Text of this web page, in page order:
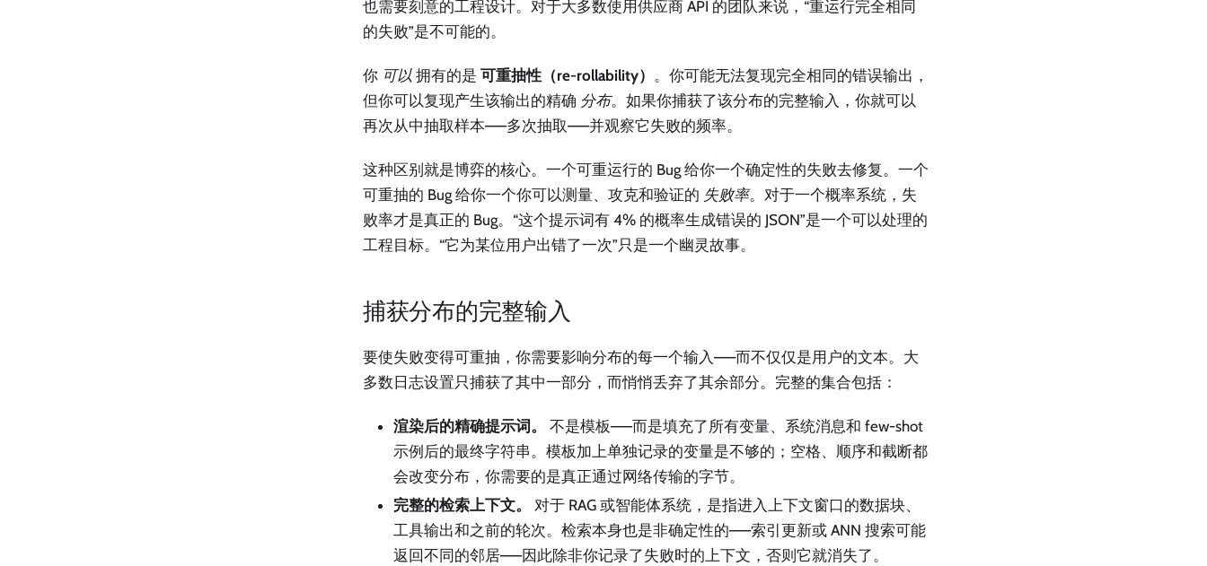
也需要刻意的工程设计。对于大多数使用供应商 API 的团队来说，“重运行完全相同
的失败”是不可能的。
你 可以 拥有的是 可重抽性（re-rollability） 。你可能无法复现完全相同的错误输出，
但你可以复现产生该输出的精确 分布。如果你捕获了该分布的完整输入，你就可以
再次从中抽取样本——多次抽取——并观察它失败的频率。
这种区别就是博弈的核心。一个可重运行的 Bug 给你一个确定性的失败去修复。一个
可重抽的 Bug 给你一个你可以测量、攻克和验证的 失败率。对于一个概率系统，失
败率才是真正的 Bug。“这个提示词有 4% 的概率生成错误的 JSON”是一个可以处理的
工程目标。“它为某位用户出错了一次”只是一个幽灵故事。
捕获分布的完整输入
要使失败变得可重抽，你需要影响分布的每一个输入——而不仅仅是用户的文本。大
多数日志设置只捕获了其中一部分，而悄悄丢弃了其余部分。完整的集合包括：
渲染后的精确提示词。
不是模板——而是填充了所有变量、系统消息和 few-shot
示例后的最终字符串。模板加上单独记录的变量是不够的；空格、顺序和截断都
会改变分布，你需要的是真正通过网络传输的字节。
完整的检索上下文。
对于 RAG 或智能体系统，是指进入上下文窗口的数据块、
工具输出和之前的轮次。检索本身也是非确定性的——索引更新或 ANN 搜索可能
返回不同的邻居——因此除非你记录了失败时的上下文，否则它就消失了。